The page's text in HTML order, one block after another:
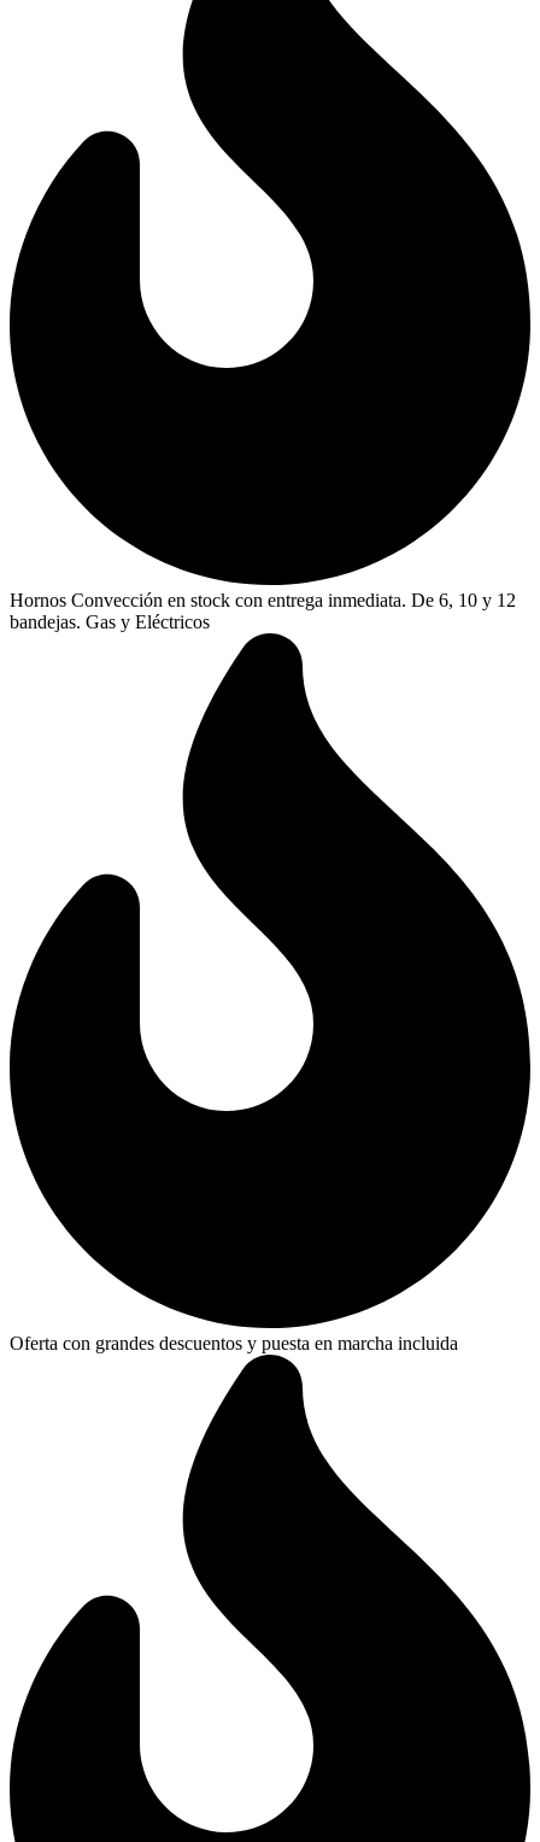
Hornos Convección en stock con entrega inmediata. De 6, 10 y 12
bandejas. Gas y Eléctricos
Oferta con grandes descuentos y puesta en marcha incluida